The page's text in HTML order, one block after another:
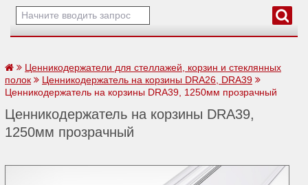
Ценникодержатели для стеллажей, корзин и стеклянных
полок
Ценникодержатель на корзины DRA26, DRA39
Ценникодержатель на корзины DRA39, 1250мм прозрачный
Ценникодержатель на корзины DRA39,
1250мм прозрачный